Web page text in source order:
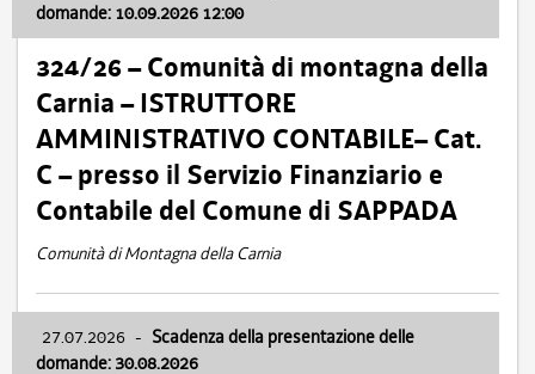
domande: 10.09.2026 12:00
324/26 – Comunità di montagna della
Carnia – ISTRUTTORE
AMMINISTRATIVO CONTABILE– Cat.
C – presso il Servizio Finanziario e
Contabile del Comune di SAPPADA
Comunità di Montagna della Carnia
27.07.2026 - Scadenza della presentazione delle
domande: 30.08.2026